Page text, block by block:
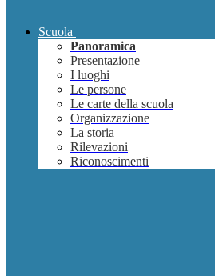
Scuola
Panoramica
Presentazione
I luoghi
Le persone
Le carte della scuola
Organizzazione
La storia
Rilevazioni
Riconoscimenti